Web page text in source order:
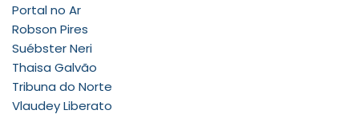
Portal no Ar
Robson Pires
Suébster Neri
Thaisa Galvão
Tribuna do Norte
Vlaudey Liberato